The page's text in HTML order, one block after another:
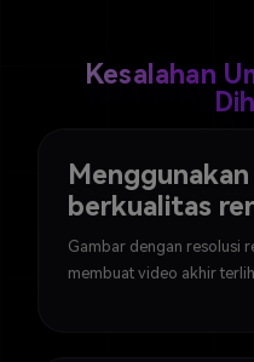
Kesalahan
berkualitas
Gambar dengan resolusi
membuat video akhir